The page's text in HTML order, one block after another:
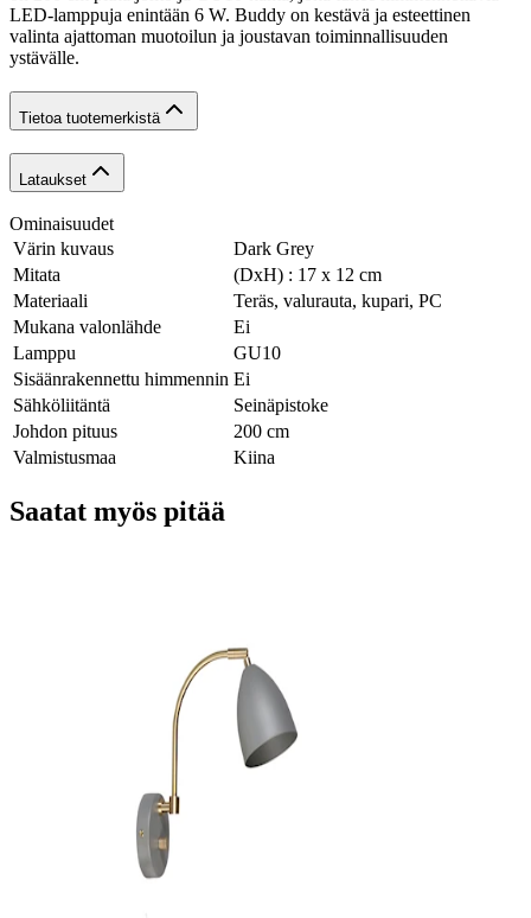
LED-lamppuja enintään 6 W. Buddy on kestävä ja esteettinen
valinta ajattoman muotoilun ja joustavan toiminnallisuuden
ystävälle.
Tietoa tuotemerkistä
Lataukset
Ominaisuudet
Värin kuvaus
Dark Grey
Mitata
(DxH) : 17 x 12 cm
Materiaali
Teräs, valurauta, kupari, PC
Mukana valonlähde
Ei
Lamppu
GU10
Sisäänrakennettu himmennin Ei
Sähköliitäntä
Seinäpistoke
Johdon pituus
200 cm
Valmistusmaa
Kiina
Saatat myös pitää